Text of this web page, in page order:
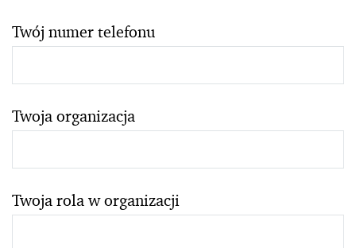
Twój numer telefonu
Twoja organizacja
Twoja rola w organizacji